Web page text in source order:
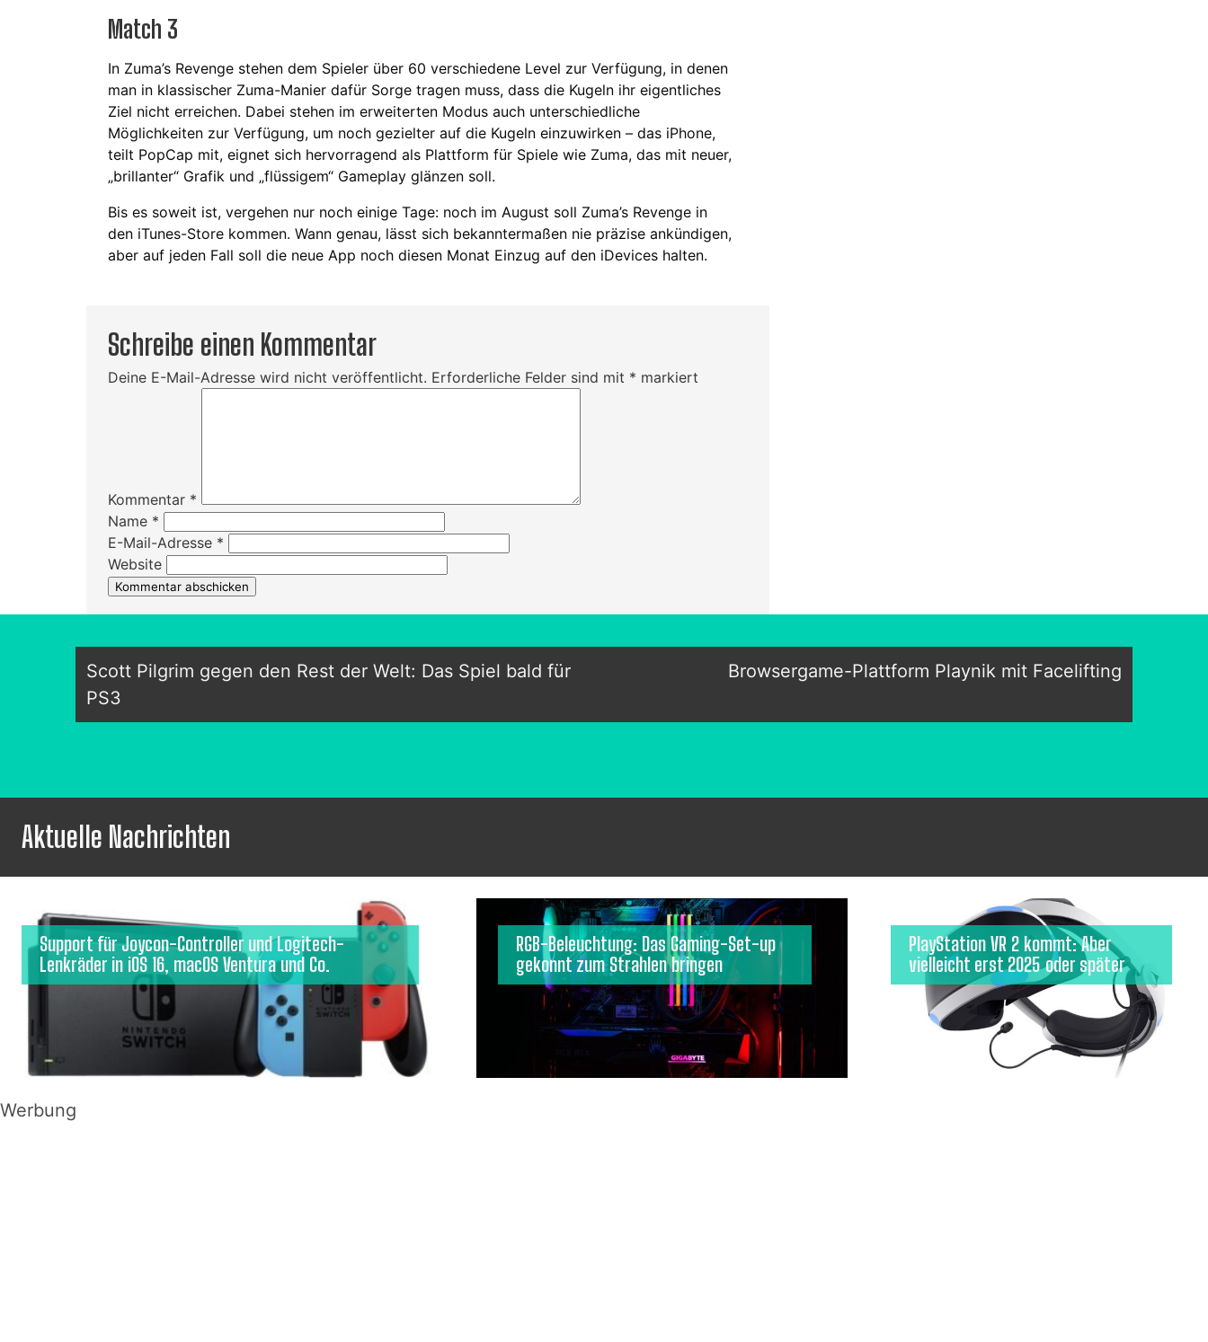
Match 3
In Zuma’s Revenge stehen dem Spieler über 60 verschiedene Level zur Verfügung, in denen
man in klassischer Zuma-Manier dafür Sorge tragen muss, dass die Kugeln ihr eigentliches
Ziel nicht erreichen. Dabei stehen im erweiterten Modus auch unterschiedliche
Möglichkeiten zur Verfügung, um noch gezielter auf die Kugeln einzuwirken – das iPhone,
teilt PopCap mit, eignet sich hervorragend als Plattform für Spiele wie Zuma, das mit neuer,
„brillanter“ Grafik und „flüssigem“ Gameplay glänzen soll.
Bis es soweit ist, vergehen nur noch einige Tage: noch im August soll Zuma’s Revenge in
den iTunes-Store kommen. Wann genau, lässt sich bekanntermaßen nie präzise ankündigen,
aber auf jeden Fall soll die neue App noch diesen Monat Einzug auf den iDevices halten.
Schreibe einen Kommentar
Deine E-Mail-Adresse wird nicht veröffentlicht. Erforderliche Felder sind mit * markiert
Kommentar *
Name *
E-Mail-Adresse *
Website
Scott Pilgrim gegen den Rest der Welt: Das Spiel bald für
PS3
Browsergame-Plattform Playnik mit Facelifting
Aktuelle Nachrichten
Support für Joycon-Controller und Logitech-
Lenkräder in iOS 16, macOS Ventura und Co.
RGB-Beleuchtung: Das Gaming-Set-up
gekonnt zum Strahlen bringen
PlayStation VR 2 kommt: Aber
vielleicht erst 2025 oder später
Werbung